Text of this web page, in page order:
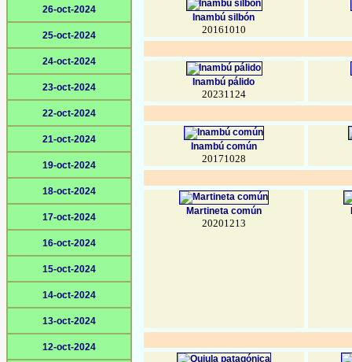
26-oct-2024
25-oct-2024
24-oct-2024
23-oct-2024
22-oct-2024
21-oct-2024
19-oct-2024
18-oct-2024
17-oct-2024
16-oct-2024
15-oct-2024
14-oct-2024
13-oct-2024
12-oct-2024
Inambú silbón
20161010
Inambú pálido
20231124
Inambú común
20171028
Martineta común
20201213